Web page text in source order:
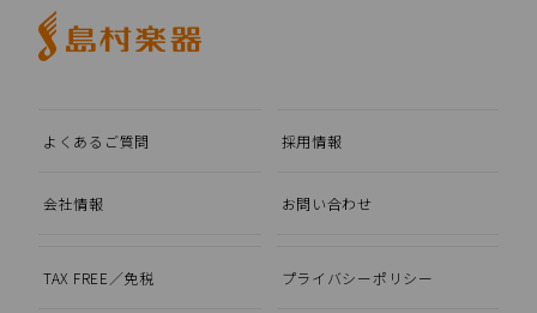
よくあるご質問 採用情報
会社情報 お問い合わせ
TAX FREE／免税 プライバシーポリシー